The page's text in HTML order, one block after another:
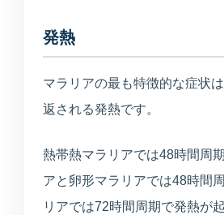
発熱
マラリアの最も特徴的な症状
返される発熱です。
熱帯熱マラリアでは48時間周
アと卵形マラリアでは48時間
リアでは72時間周期で発熱が